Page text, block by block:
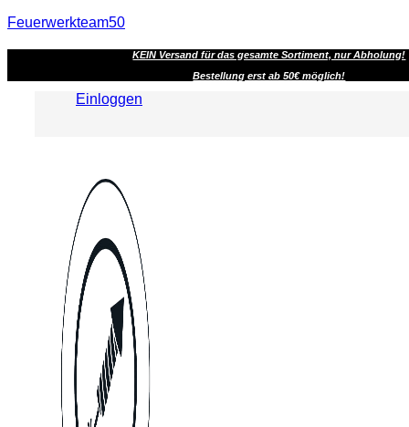
Feuerwerkteam50
KEIN Versand für das gesamte Sortiment, nur Abholung!
Bestellung erst ab 50€ möglich!
Einloggen